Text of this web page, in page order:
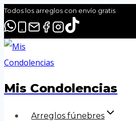
Todos los arreglos con envío gratis
Mis Condolencias
Arreglos fúnebres